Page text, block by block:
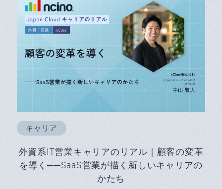
キャリア
外資系IT営業キャリアのリアル｜顧客の変革
を導く──SaaS営業が描く新しいキャリアの
かたち